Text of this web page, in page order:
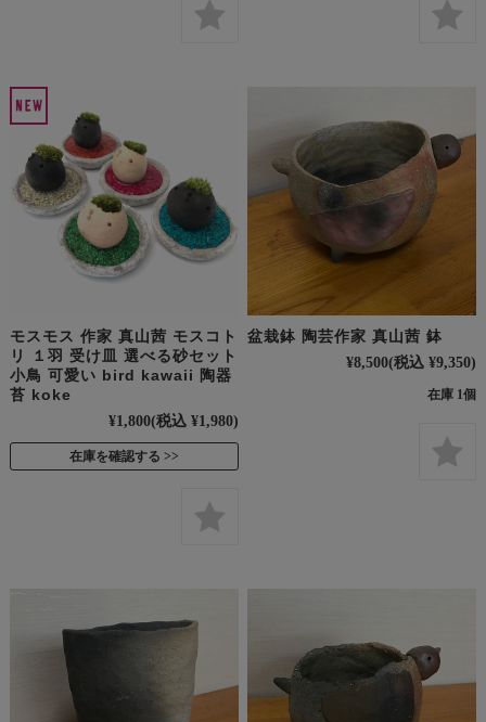
モスモス 作家 真山茜 モスコト
リ １羽 受け皿 選べる砂セット
小鳥 可愛い bird kawaii 陶器
苔 koke
¥1,800(税込 ¥1,980)
在庫を確認する
盆栽鉢 陶芸作家 真山茜 鉢
¥8,500(税込 ¥9,350)
在庫 1個